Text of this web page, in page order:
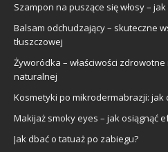
Szampon na puszące się włosy –
Balsam odchudzający – skuteczne
tłuszczowej
Żyworódka – właściwości
naturalnej
Kosmetyki po mikrodermabrazji: jak
Makijaż smoky eyes – jak osiągnąć
Jak dbać o tatuaż po zabiegu?